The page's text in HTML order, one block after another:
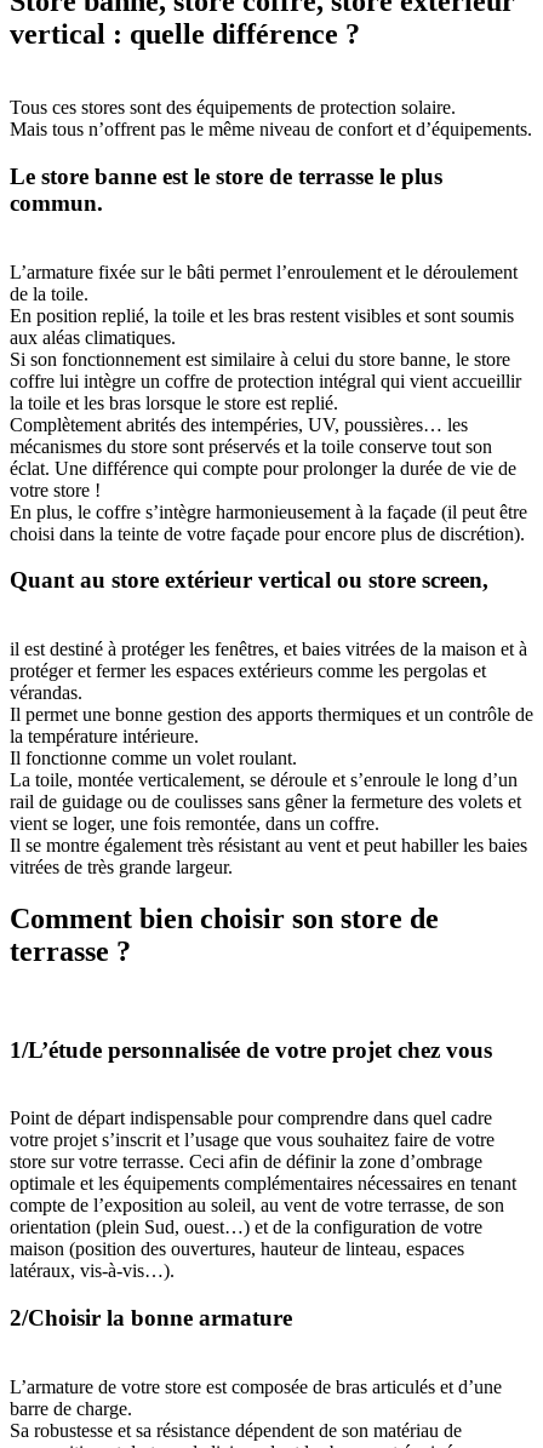
vertical : quelle différence ?
Tous ces stores sont des équipements de protection solaire.
Mais tous n’offrent pas le même niveau de confort et d’équipements.
Le store banne est le store de terrasse le plus
commun.
L’armature fixée sur le bâti permet l’enroulement et le déroulement
de la toile.
En position replié, la toile et les bras restent visibles et sont soumis
aux aléas climatiques.
Si son fonctionnement est similaire à celui du store banne, le store
coffre lui intègre un coffre de protection intégral qui vient accueillir
la toile et les bras lorsque le store est replié.
Complètement abrités des intempéries, UV, poussières… les
mécanismes du store sont préservés et la toile conserve tout son
éclat. Une différence qui compte pour prolonger la durée de vie de
votre store !
En plus, le coffre s’intègre harmonieusement à la façade (il peut être
choisi dans la teinte de votre façade pour encore plus de discrétion).
Quant au store extérieur vertical ou store screen,
il est destiné à protéger les fenêtres, et baies vitrées de la maison et à
protéger et fermer les espaces extérieurs comme les pergolas et
vérandas.
Il permet une bonne gestion des apports thermiques et un contrôle de
la température intérieure.
Il fonctionne comme un volet roulant.
La toile, montée verticalement, se déroule et s’enroule le long d’un
rail de guidage ou de coulisses sans gêner la fermeture des volets et
vient se loger, une fois remontée, dans un coffre.
Il se montre également très résistant au vent et peut habiller les baies
vitrées de très grande largeur.
Comment bien choisir son store de
terrasse ?
1/L’étude personnalisée de votre projet chez vous
Point de départ indispensable pour comprendre dans quel cadre
votre projet s’inscrit et l’usage que vous souhaitez faire de votre
store sur votre terrasse. Ceci afin de définir la zone d’ombrage
optimale et les équipements complémentaires nécessaires en tenant
compte de l’exposition au soleil, au vent de votre terrasse, de son
orientation (plein Sud, ouest…) et de la configuration de votre
maison (position des ouvertures, hauteur de linteau, espaces
latéraux, vis-à-vis…).
2/Choisir la bonne armature
L’armature de votre store est composée de bras articulés et d’une
barre de charge.
Sa robustesse et sa résistance dépendent de son matériau de